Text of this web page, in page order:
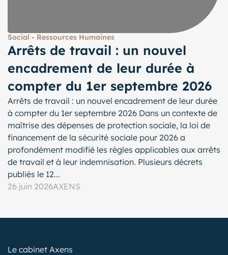
Social - Ressources Humaines
Arrêts de travail : un nouvel
encadrement de leur durée à
compter du 1er septembre 2026
Arrêts de travail : un nouvel encadrement de leur durée
à compter du 1er septembre 2026 Dans un contexte de
maîtrise des dépenses de protection sociale, la loi de
financement de la sécurité sociale pour 2026 a
profondément modifié les règles applicables aux arrêts
de travail et à leur indemnisation. Plusieurs décrets
publiés le 12...
26 juin 2026AXENS
Le cabinet Axens